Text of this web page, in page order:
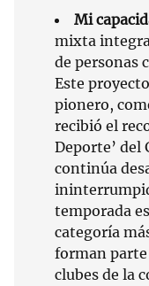
Mi
mixta
de personas
Este
pionero,
recibió el
Deporte’ del
continúa
temporada
categoría
forman parte
clubes de la